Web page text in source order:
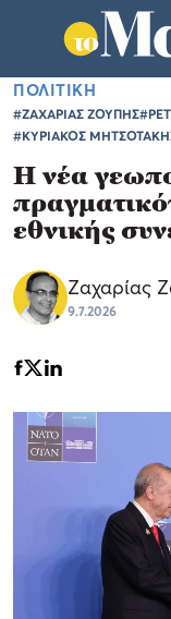
ΠΟΛΙΤΙΚΗ
#ΖΑΧΑΡΙΑΣ ΖΟΥΠΗΣ
#ΚΥΡΙΑΚΟΣ
Η νέα
εθνικής
Ζαχαρίας
9.7.2026